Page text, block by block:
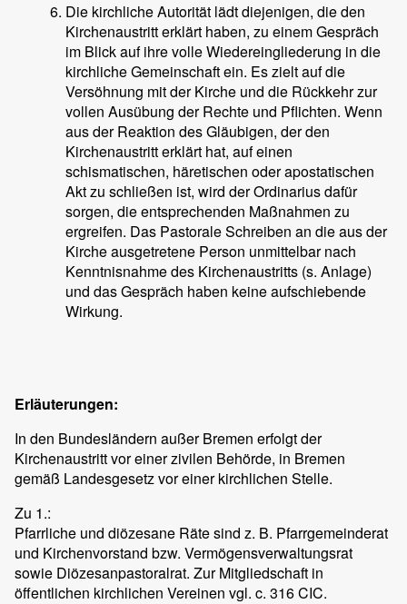
Die kirchliche Autorität lädt diejenigen, die den
Kirchenaustritt erklärt haben, zu einem Gespräch
im Blick auf ihre volle Wiedereingliederung in die
kirchliche Gemeinschaft ein. Es zielt auf die
Versöhnung mit der Kirche und die Rückkehr zur
vollen Ausübung der Rechte und Pflichten. Wenn
aus der Reaktion des Gläubigen, der den
Kirchenaustritt erklärt hat, auf einen
schismatischen, häretischen oder apostatischen
Akt zu schließen ist, wird der Ordinarius dafür
sorgen, die entsprechenden Maßnahmen zu
ergreifen. Das Pastorale Schreiben an die aus der
Kirche ausgetretene Person unmittelbar nach
Kenntnisnahme des Kirchenaustritts (s. Anlage)
und das Gespräch haben keine aufschiebende
Wirkung.
Erläuterungen:
In den Bundesländern außer Bremen erfolgt der
Kirchenaustritt vor einer zivilen Behörde, in Bremen
gemäß Landesgesetz vor einer kirchlichen Stelle.
Zu 1.:
Pfarrliche und diözesane Räte sind z. B. Pfarrgemeinderat
und Kirchenvorstand bzw. Vermögensverwaltungsrat
sowie Diözesanpastoralrat. Zur Mitgliedschaft in
öffentlichen kirchlichen Vereinen vgl. c. 316 CIC.